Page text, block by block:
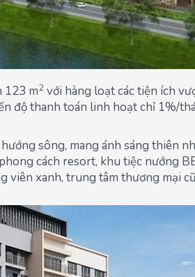
123 m2 với hàng loạt các tiện ích
độ thanh toán linh hoạt chỉ 1%/
sông, mang ánh sáng thiên
cách resort, khu tiệc nướng
viên xanh, trung tâm thương mại